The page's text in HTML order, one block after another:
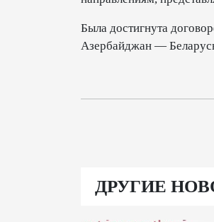
Была достигнута
Азербайджан —
ДРУГИЕ